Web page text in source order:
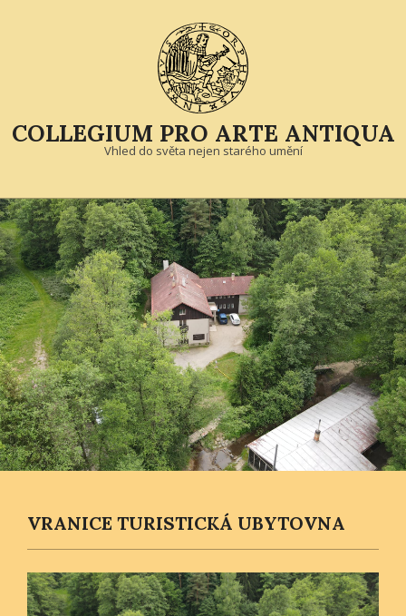
COLLEGIUM PRO ARTE ANTIQUA
Vhled do světa nejen starého umění
Primary
Navigation
Menu
VRANICE TURISTICKÁ UBYTOVNA